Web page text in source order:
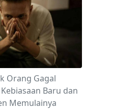
Orang Gagal
Baru dan
Memulainya